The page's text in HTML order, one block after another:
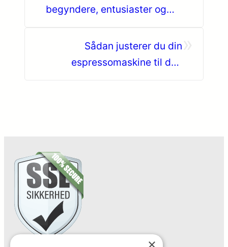
begyndere, entusiaster og
Sådan justerer du din
espressomaskine til den